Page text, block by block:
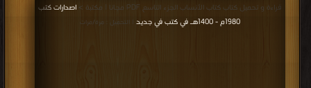
قراءة و تحميل كتاب كتاب الأنساب الجزء التاسع PDF مجانا | مكتبة >
اصدارات كتب
1980م - 1400هـ في كتب في جديد
| التحميل : مرة/مرات